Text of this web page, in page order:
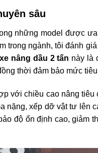
sâu
những model được
trong ngành, tôi đánh
xe nâng dầu 2 tấn này là
thời đảm bảo mức
với chiều cao nâng tiêu
nặng, xếp dỡ vật tư lên
độ ổn định cao, giảm